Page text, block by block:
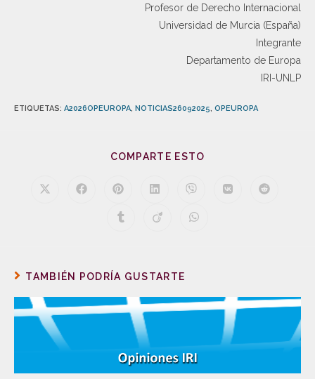
Profesor de Derecho Internacional
Universidad de Murcia (España)
Integrante
Departamento de Europa
IRI-UNLP
ETIQUETAS: A2026OPEUROPA, NOTICIAS26092025, OPEUROPA
COMPARTE ESTO
TAMBIÉN PODRÍA GUSTARTE